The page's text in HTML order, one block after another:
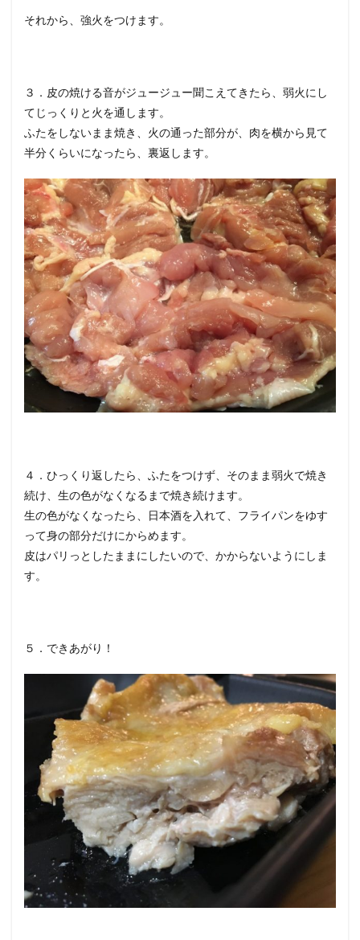
それから、強火をつけます。
３．皮の焼ける音がジュージュー聞こえてきたら、弱火にし
てじっくりと火を通します。
ふたをしないまま焼き、火の通った部分が、肉を横から見て
半分くらいになったら、裏返します。
４．ひっくり返したら、ふたをつけず、そのまま弱火で焼き
続け、生の色がなくなるまで焼き続けます。
生の色がなくなったら、日本酒を入れて、フライパンをゆす
って身の部分だけにからめます。
皮はパリっとしたままにしたいので、かからないようにしま
す。
５．できあがり！